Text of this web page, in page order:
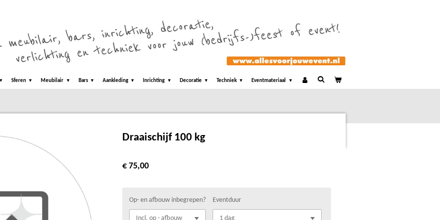
Sferen Meubilair Bars Aankleding Inrichting Decoratie Techniek Eventmateriaal
Draaischijf 100 kg
€ 75,00
Op- en afbouw inbegrepen? Eventduur